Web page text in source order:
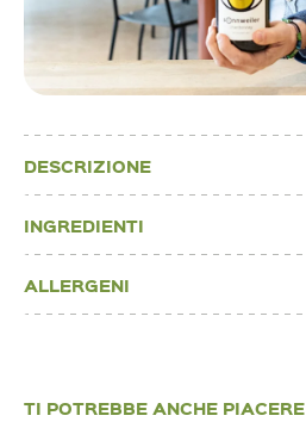
DESCRIZIONE
INGREDIENTI
ALLERGENI
TI POTREBBE ANCHE PIACERE